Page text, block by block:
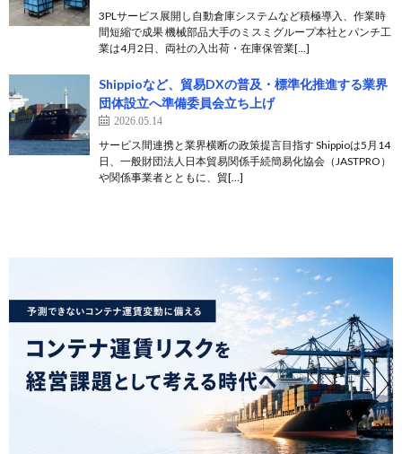
3PLサービス展開し自動倉庫システムなど積極導入、作業時
間短縮で成果 機械部品大手のミスミグループ本社とパンチ工
業は4月2日、両社の入出荷・在庫保管業[…]
Shippioなど、貿易DXの普及・標準化推進する業界
団体設立へ準備委員会立ち上げ
2026.05.14
サービス間連携と業界横断の政策提言目指す Shippioは5月14
日、一般財団法人日本貿易関係手続簡易化協会（JASTPRO）
や関係事業者とともに、貿[…]